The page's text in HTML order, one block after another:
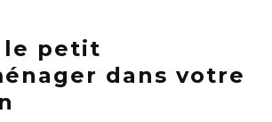
petit
dans votre